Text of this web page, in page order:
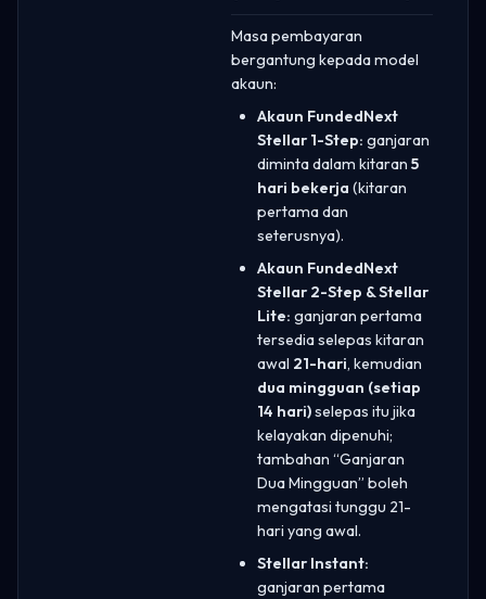
Masa pembayaran
bergantung kepada model
akaun:
Akaun FundedNext
Stellar 1-Step: ganjaran
diminta dalam kitaran 5
hari bekerja (kitaran
pertama dan
seterusnya).
Akaun FundedNext
Stellar 2-Step & Stellar
Lite: ganjaran pertama
tersedia selepas kitaran
awal 21-hari, kemudian
dua mingguan (setiap
14 hari)selepas itu jika
kelayakan dipenuhi;
tambahan “Ganjaran
Dua Mingguan” boleh
mengatasi tunggu 21-
hari yang awal.
Stellar Instant:
ganjaran pertama